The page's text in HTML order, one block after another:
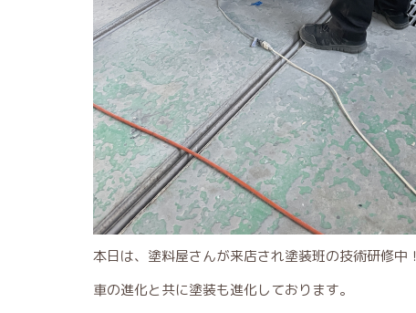
本日は、塗料屋さんが来店され塗装班の技術研修中！
車の進化と共に塗装も進化しております。